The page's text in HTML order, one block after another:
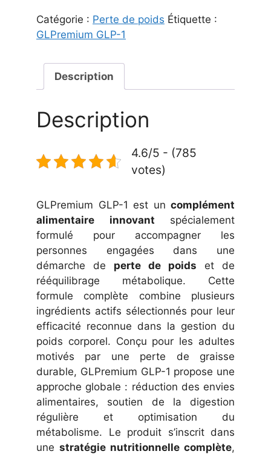
Catégorie : Perte de poids Étiquette :
GLPremium GLP-1
Description
Description
4.6/5 - (785
votes)
GLPremium GLP-1 est un complément
alimentaire innovant spécialement
formulé pour accompagner les
personnes engagées dans une
démarche de perte de poids et de
rééquilibrage métabolique. Cette
formule complète combine plusieurs
ingrédients actifs sélectionnés pour leur
efficacité reconnue dans la gestion du
poids corporel. Conçu pour les adultes
motivés par une perte de graisse
durable, GLPremium GLP-1 propose une
approche globale : réduction des envies
alimentaires, soutien de la digestion
régulière et optimisation du
métabolisme. Le produit s’inscrit dans
une stratégie nutritionnelle complète,